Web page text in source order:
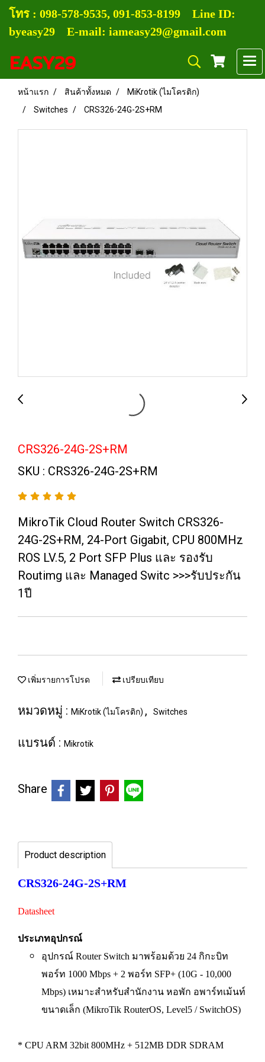
โทร : 098-578-9535, 091-853-8199 Line ID:
byeasy29 E-mail: iameasy29@gmail.com
EASY29
หน้าแรก สินค้าทั้งหมด
MiKrotik (ไมโครติก)
Switches
CRS326-24G-2S+RM
CRS326-24G-2S+RM
SKU : CRS326-24G-2S+RM
MikroTik Cloud Router Switch CRS326-
24G-2S+RM, 24-Port Gigabit, CPU 800MHz
ROS LV.5, 2 Port SFP Plus และ รองรับ
Routimg และ Managed Switc >>>รับประกัน
1ปี
เพิ่มรายการโปรด เปรียบเทียบ
หมวดหมู่ : MiKrotik (ไมโครติก) , Switches
แบรนด์ : Mikrotik
Share
Product description
CRS326-24G-2S+RM
Datasheet
ประเภทอุปกรณ์
อุปกรณ์ Router Switch มาพร้อมด้วย 24 กิกะบิท
พอร์ท 1000 Mbps + 2 พอร์ท SFP+ (10G - 10,000
Mbps) เหมาะสำหรับสำนักงาน หอพัก อพาร์ทเม้นท์
ขนาดเล็ก (MikroTik RouterOS, Level5 / SwitchOS)
* CPU ARM 32bit 800MHz + 512MB DDR SDRAM